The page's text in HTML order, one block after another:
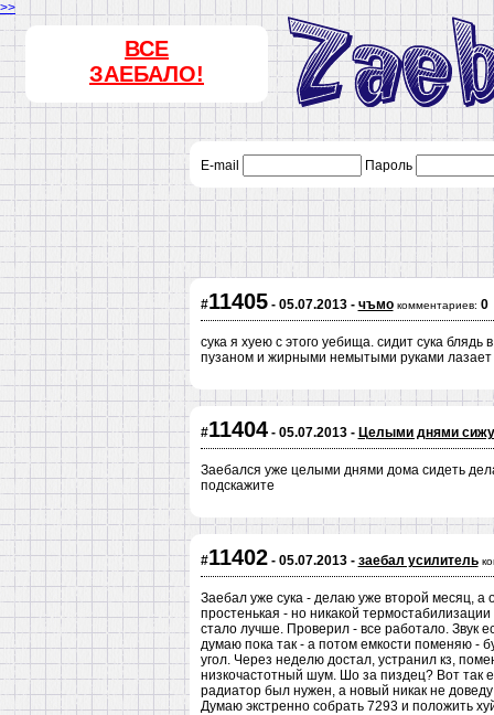
>>
ВСЕ
ЗАЕБАЛО!
E-mail Пароль
#11405- 05.07.2013 - чъмо комментариев: 0
сука я хуею с этого уебища. сидит сука
пузаном и жирными немытыми руками лазает
#11404- 05.07.2013 - Целыми днями
Заебался уже целыми днями дома сидеть
подскажите
#11402- 05.07.2013 - заебал усилитель
Заебал уже сука - делаю уже второй месяц, а
простенькая - но никакой
стало лучше. Проверил - все работало. Звук
думаю пока так - а потом емкости поменяю -
угол. Через неделю достал, устранил кз,
низкочастотный шум. Шо за пиздец? Вот так
радиатор был нужен, а новый никак не
Думаю экстренно собрать 7293 и положить